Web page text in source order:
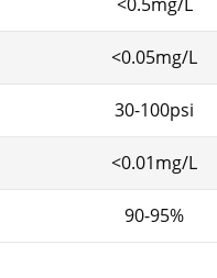
<0.05mg/L
30-100psi
<0.01mg/L
90-95%